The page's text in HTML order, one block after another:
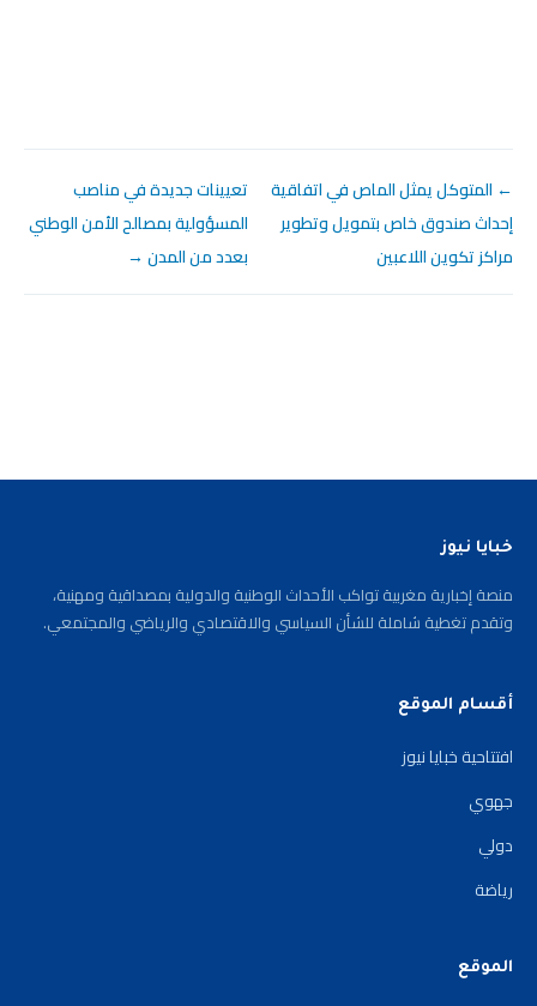
← المتوكل يمثل الماص في اتفاقية
إحداث صندوق خاص بتمويل وتطوير
مراكز تكوين اللاعبين
تعيينات جديدة في مناصب
المسؤولية بمصالح الأمن الوطني
بعدد من المدن →
خبايا نيوز
منصة إخبارية مغربية تواكب الأحداث الوطنية والدولية بمصداقية ومهنية،
وتقدم تغطية شاملة للشأن السياسي والاقتصادي والرياضي والمجتمعي.
أقسام الموقع
افتتاحية خبايا نيوز
جهوي
دولي
رياضة
الموقع